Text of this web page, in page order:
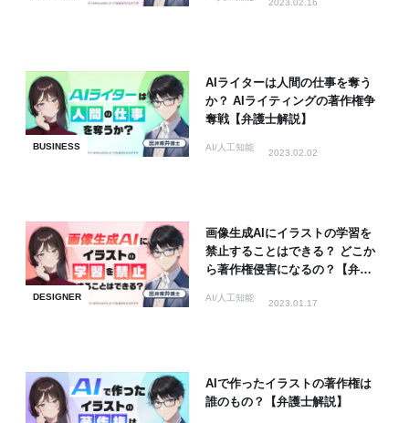
2023.02.16
BUSINESS
AIライターは人間の仕事を奪う
か？ AIライティングの著作権争
奪戦【弁護士解説】
AI/人工知能
2023.02.02
DESIGNER
画像生成AIにイラストの学習を
禁止することはできる？ どこか
ら著作権侵害になるの？【弁護
AI/人工知能
2023.01.17
AIで作ったイラストの著作権は
誰のもの？【弁護士解説】